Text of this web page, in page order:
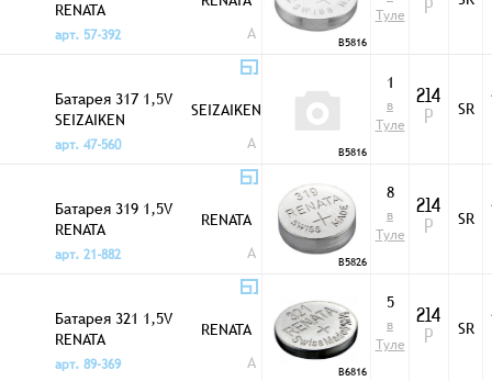
RENATA
арт. 57-392
A B5816
Туле
Р
Батарея 317 1,5V
SEIZAIKEN
SEIZAIKEN
арт. 47-560
A B5816
1
в
Туле
214
Р
SR
Батарея 319 1,5V
RENATA
RENATA
арт. 21-882
A B5826
8
в
Туле
214
Р
SR
Батарея 321 1,5V
RENATA
RENATA
арт. 89-369
A B6816
5
в
Туле
214
Р
SR